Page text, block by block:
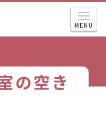
MENU
の空き